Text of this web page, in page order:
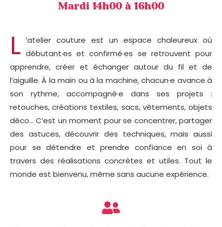
Mardi 14h00 à 16h00
L ’atelier couture est un espace chaleureux où
débutant·es et confirmé·es se retrouvent pour
apprendre, créer et échanger autour du fil et de
l’aiguille. À la main ou à la machine, chacun·e avance à
son rythme, accompagné·e dans ses projets :
retouches, créations textiles, sacs, vêtements, objets
déco… C’est un moment pour se concentrer, partager
des astuces, découvrir des techniques, mais aussi
pour se détendre et prendre confiance en soi à
travers des réalisations concrètes et utiles. Tout le
monde est bienvenu, même sans aucune expérience.